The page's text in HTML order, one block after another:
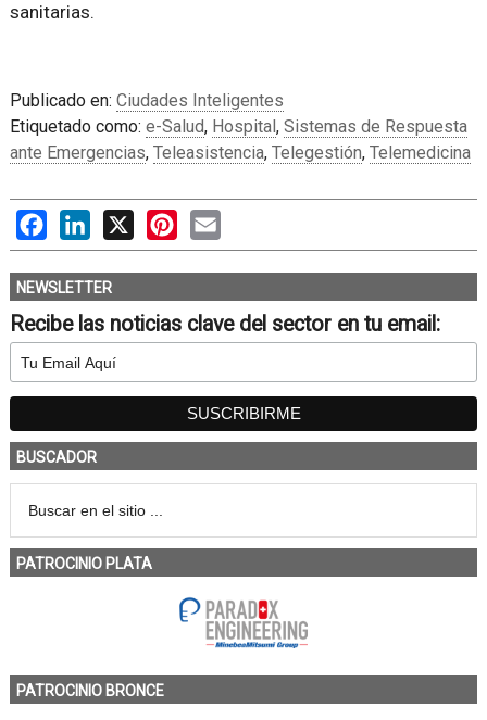
sanitarias.
Publicado en: Ciudades Inteligentes
Etiquetado como: e-Salud, Hospital, Sistemas de Respuesta
ante Emergencias, Teleasistencia, Telegestión, Telemedicina
FacebookLinkedIn
X PinterestEmail
NEWSLETTER
Recibe las noticias clave del sector en tu email:
BUSCADOR
PATROCINIO PLATA
PATROCINIO BRONCE